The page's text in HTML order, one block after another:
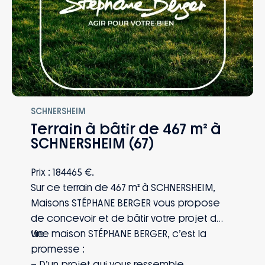
SCHNERSHEIM
Terrain à bâtir de 467 m² à
SCHNERSHEIM (67)
Prix : 184465 €.
Sur ce terrain de 467 m² à SCHNERSHEIM,
Maisons STÉPHANE BERGER vous propose
de concevoir et de bâtir votre projet de
vie.
Une maison STÉPHANE BERGER, c’est la
promesse :